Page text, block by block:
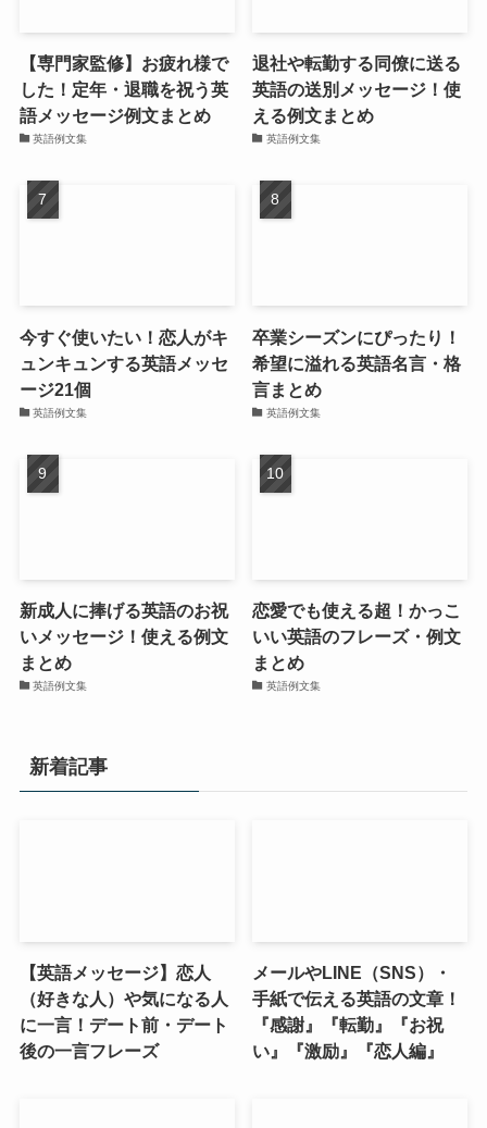
【専門家監修】お疲れ様で
した！定年・退職を祝う英
語メッセージ例文まとめ
英語例文集
退社や転勤する同僚に送る
英語の送別メッセージ！使
える例文まとめ
英語例文集
今すぐ使いたい！恋人がキ
ュンキュンする英語メッセ
ージ21個
英語例文集
卒業シーズンにぴったり！
希望に溢れる英語名言・格
言まとめ
英語例文集
新成人に捧げる英語のお祝
いメッセージ！使える例文
まとめ
英語例文集
恋愛でも使える超！かっこ
いい英語のフレーズ・例文
まとめ
英語例文集
新着記事
【英語メッセージ】恋人
（好きな人）や気になる人
に一言！デート前・デート
後の一言フレーズ
メールやLINE（SNS）・
手紙で伝える英語の文章！
『感謝』『転勤』『お祝
い』『激励』『恋人編』